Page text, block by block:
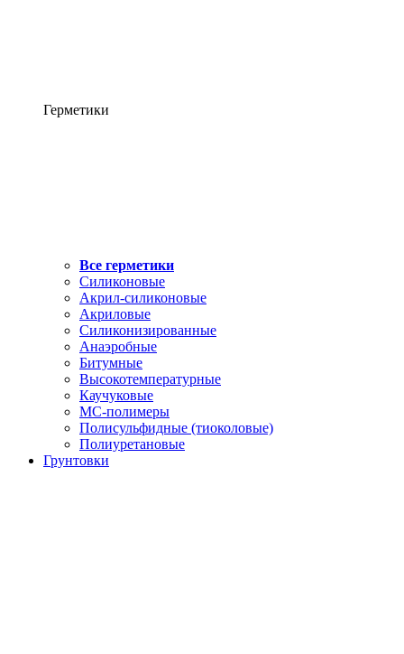
Герметики
Все герметики
Силиконовые
Акрил-силиконовые
Акриловые
Силиконизированные
Анаэробные
Битумные
Высокотемпературные
Каучуковые
МС-полимеры
Полисульфидные (тиоколовые)
Полиуретановые
Грунтовки